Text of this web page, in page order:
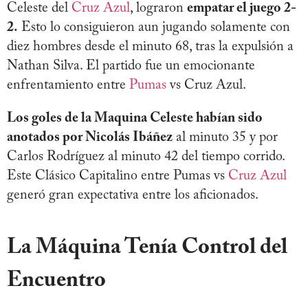
Celeste del Cruz Azul, lograron empatar el juego 2-
2. Esto lo consiguieron aun jugando solamente con
diez hombres desde el minuto 68, tras la expulsión a
Nathan Silva. El partido fue un emocionante
enfrentamiento entre Pumas vs Cruz Azul.
Los goles de la Maquina Celeste habían sido
anotados por Nicolás Ibáñez al minuto 35 y por
Carlos Rodríguez al minuto 42 del tiempo corrido.
Este Clásico Capitalino entre Pumas vs Cruz Azul
generó gran expectativa entre los aficionados.
La Máquina Tenía Control del
Encuentro